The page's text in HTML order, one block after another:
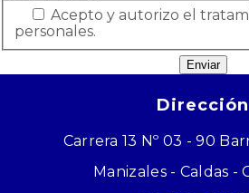
Acepto y autorizo el
personales.
Enviar
Dirección
Carrera 13 Nº 03 - 90
Manizales - Caldas -